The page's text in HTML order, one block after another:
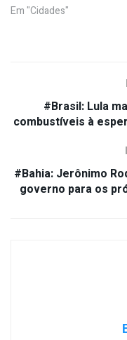
Em "Cidades"
#Brasil: Lula
combustíveis à
#Bahia: Jerônimo
governo para os